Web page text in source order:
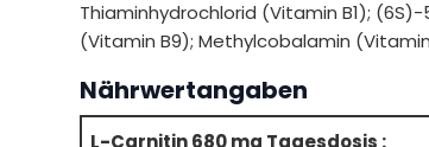
Thiaminhydrochlorid (Vitamin B1);
(Vitamin B9); Methylcobalamin (Vitamin
Nährwertangaben
L-Carnitin 680 mg Tagesdosis :